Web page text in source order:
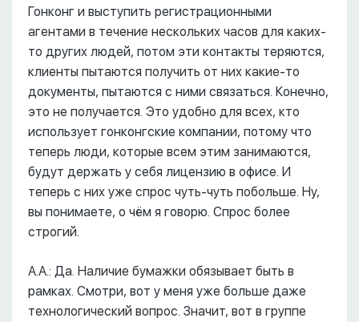
Гонконг и выступить регистрационными
агентами в течение нескольких часов для каких-
то других людей, потом эти контакты теряются,
клиенты пытаются получить от них какие-то
документы, пытаются с ними связаться. Конечно,
это не получается. Это удобно для всех, кто
использует гонконгские компании, потому что
теперь люди, которые всем этим занимаются,
будут держать у себя лицензию в офисе. И
теперь с них уже спрос чуть-чуть побольше. Ну,
вы понимаете, о чём я говорю. Спрос более
строгий.
А.А.: Да. Наличие бумажки обязывает быть в
рамках. Смотри, вот у меня уже больше даже
технологический вопрос. Значит, вот в группе